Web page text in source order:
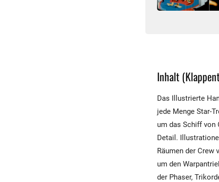
Inhalt
Das Illustrierte
jede Menge Star-
um das Schiff von
Detail.
Räumen der
um den
der Phaser,